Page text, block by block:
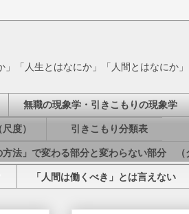
「人生とはなにか」「人間とはなにか
無職の現象学・引きこもりの現象学
度） 引きこもり分類表
方法」で変わる部分と変わらない部分 （
「人間は働くべき」とは言えない